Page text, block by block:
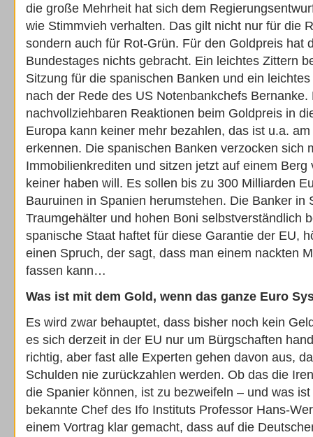
die große Mehrheit hat sich dem
wie Stimmvieh verhalten. Das gilt nicht nur für die
sondern auch für Rot-Grün. Für den Goldpreis hat
Bundestages nichts gebracht. Ein leichtes Zittern
Sitzung für die spanischen Banken und ein
nach der Rede des US Notenbankchefs
nachvollziehbaren Reaktionen beim Goldpreis in
Europa kann keiner mehr bezahlen, das ist u.a.
erkennen. Die spanischen Banken verzocken sich
Immobilienkrediten und sitzen jetzt auf einem Berg
keiner haben will. Es sollen bis zu 300 Milliarden
Bauruinen in Spanien herumstehen. Die Banker in
Traumgehälter und hohen Boni selbstverständlich
spanische Staat haftet für diese Garantie der EU,
einen Spruch, der sagt, dass man einem nackten
fassen kann…
Was ist mit dem Gold, wenn das ganze Euro
Es wird zwar behauptet, dass bisher noch kein
es sich derzeit in der EU nur um Bürgschaften
richtig, aber fast alle Experten gehen davon aus,
Schulden nie zurückzahlen werden. Ob das die
die Spanier können, ist zu bezweifeln – und was
bekannte Chef des Ifo Instituts Professor Hans-
einem Vortrag klar gemacht, dass auf die